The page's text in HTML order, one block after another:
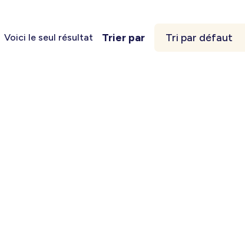
Voici le seul résultat Trier par